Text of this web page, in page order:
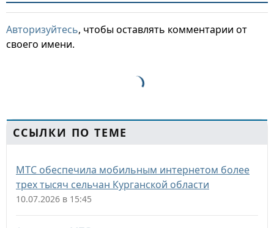
Авторизуйтесь, чтобы оставлять комментарии от
своего имени.
ССЫЛКИ ПО ТЕМЕ
МТС обеспечила мобильным интернетом более
трех тысяч сельчан Курганской области
10.07.2026 в 15:45